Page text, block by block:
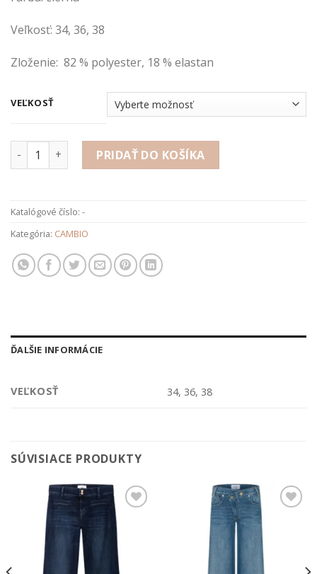
Veľkosť: 34, 36, 38
Zloženie: 82 % polyester, 18 % elastan
VEĽKOSŤ
množstvo Nohavice CELESTE
PRIDAŤ DO KOŠÍKA
Katalógové číslo: -
Kategória: CAMBIO
ĎALŠIE INFORMÁCIE
VEĽKOSŤ 34, 36, 38
SÚVISIACE PRODUKTY
wishlist